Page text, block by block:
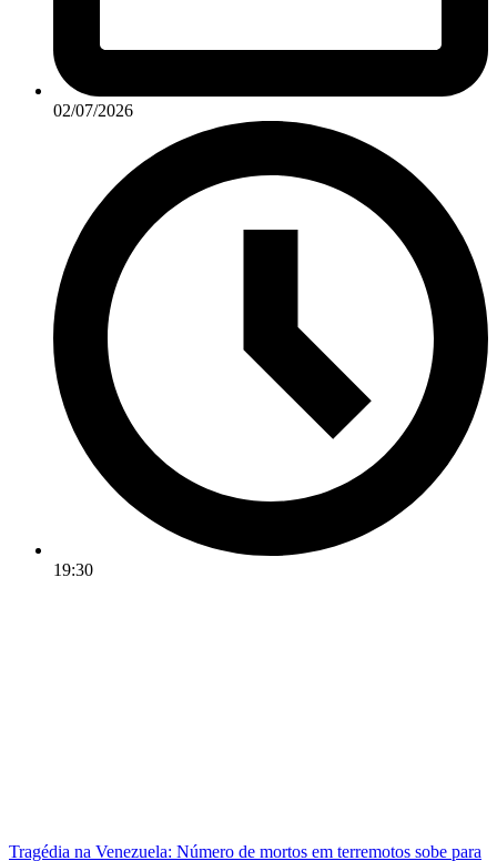
02/07/2026
19:30
Tragédia na Venezuela: Número de mortos em terremotos sobe para